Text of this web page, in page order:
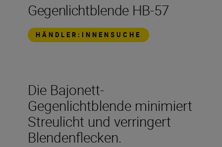
Gegenlichtblende HB-57
HÄNDLER:INNENSUCHE
Die Bajonett-
Gegenlichtblende minimiert
Streulicht und verringert
Blendenflecken.